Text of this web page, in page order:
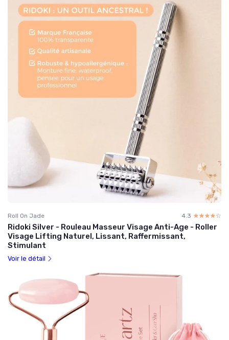
Roll On Jade 4.3 ☆☆☆☆☆
★★★★★
Ridoki Silver - Rouleau Masseur Visage Anti-Age - Roller
Visage Lifting Naturel, Lissant, Raffermissant,
Stimulant
Voir le détail